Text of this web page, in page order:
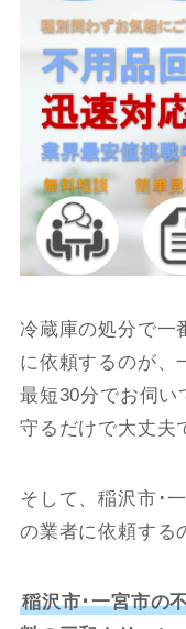
冷蔵庫の処分で一
に依頼するのが、
最短30分でお伺い
守るだけで大丈夫
そして、稲沢市･
の業者に依頼する
稲沢市･一宮市の